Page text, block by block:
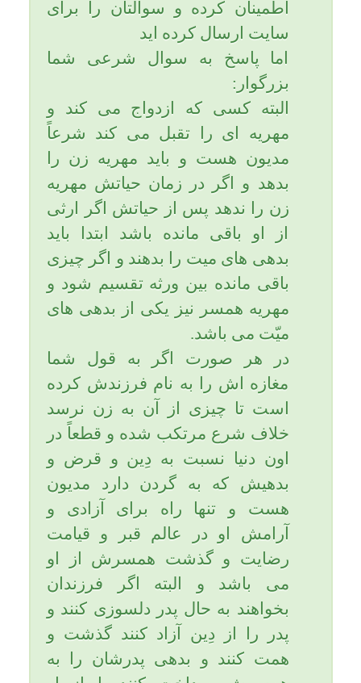
است تا چیزی از آن به زن نرسد
خلاف شرع مرتکب شده و قطعاً در
اون دنیا نسبت به دِین و قرض و
بدهیش که به گردن دارد مدیون
رضایت و گذشت همسرش از او
می باشد و البته اگر فرزندان
بخواهند به حال پدر دلسوزی کنند و
پدر را از دِین آزاد کنند گذشت و
همت کنند و بدهی پدرشان را به
همسرش پرداخت کنند یا از او
رضایت بگیرند و طلب حلالیت کنند.
از شما بزرگوار ملتمسانه
درخواست دارم برای فرج و ظهور
آقا امام زمان (علیه آلاف التحیة و
الثنا) و عزّت و عظمت و شوکت
اسلام و مسلمین و سلامتی رهبر
معظم انقلاب حضرت آیةالله
معظم و بزرگوار تقلید و امت اسلام
به ویژه جوانان و پیروزی رزمندگان
اسلام و آمرزش اموات و شفا و
سلامتی بیماران و برقرار شدن صفا
و صمیمیت و رفع اختلاف در بین
خانواده ها و مؤمنان و خوشبختی و
ازدواج درست و شایسته و صالح
دختران و پسران مسلمان و خانه دار
شدنشان و شاغل شدنشان و رفع
فقر از فقرا و غصه از دل غصه
داران و نورانیت جامعه اسلامی و
دینی و جهانی دعا بفرمایید. یاحقّ.
تاریخ به روزرسانی: دوشنبه, ۲۸ خرداد ۱۳۹۷